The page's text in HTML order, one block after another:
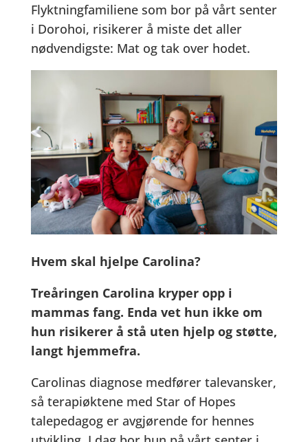
Flyktningfamiliene som bor på vårt senter
i Dorohoi, risikerer å miste det aller
nødvendigste: Mat og tak over hodet.
Hvem skal hjelpe Carolina?
Treåringen Carolina kryper opp i
mammas fang. Enda vet hun ikke om
hun risikerer å stå uten hjelp og støtte,
langt hjemmefra.
Carolinas diagnose medfører talevansker,
så terapiøktene med Star of Hopes
talepedagog er avgjørende for hennes